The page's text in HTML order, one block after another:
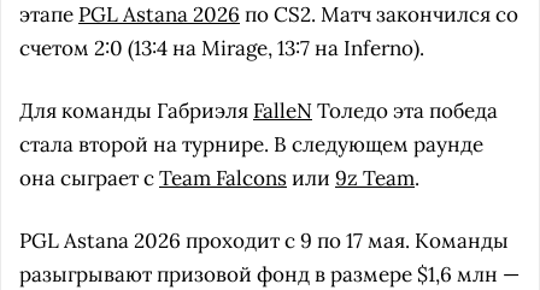
этапе PGL Astana 2026 по CS2. Матч закончился со
счетом 2:0 (13:4 на Mirage, 13:7 на Inferno).
Для команды Габриэля FalleNТоледо эта победа
стала второй на турнире. В следующем раунде
она сыграет сTeam Falconsили 9z Team.
PGL Astana 2026 проходит с 9 по 17 мая. Команды
разыгрывают призовой фонд в размере $1,6 млн —